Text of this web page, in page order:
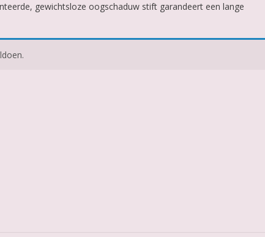
gewichtsloze oogschaduw stift garandeert een lange